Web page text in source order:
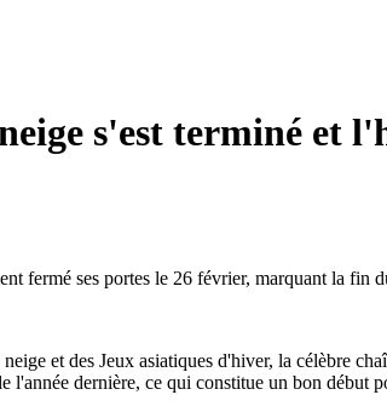
s'est terminé et
fermé ses portes le 26 février, marquant la fin
et des Jeux asiatiques d'hiver, la célèbre
l'année dernière, ce qui constitue un bon début